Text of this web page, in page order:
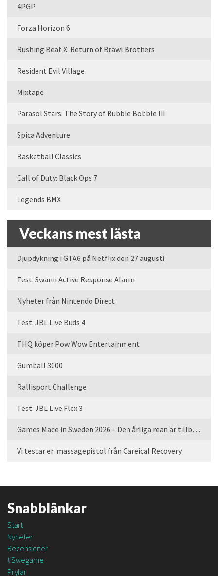
4PGP
Forza Horizon 6
Rushing Beat X: Return of Brawl Brothers
Resident Evil Village
Mixtape
Parasol Stars: The Story of Bubble Bobble III
Spica Adventure
Basketball Classics
Call of Duty: Black Ops 7
Legends BMX
Veckans mest lästa
Djupdykning i GTA6 på Netflix den 27 augusti
Test: Swann Active Response Alarm
Nyheter från Nintendo Direct
Test: JBL Live Buds 4
THQ köper Pow Wow Entertainment
Gumball 3000
Rallisport Challenge
Test: JBL Live Flex 3
Games Made in Sweden 2026 – Den årliga rean är tillbaka
Vi testar en massagepistol från Careical Recovery
Snabblänkar
Start
Nyheter
Recensioner
#Swegame
Prylar